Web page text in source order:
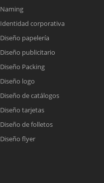
Naming
Identidad corporativa
Diseño papelería
Diseño publicitario
Diseño Packing
Diseño logo
Diseño de catálogos
Diseño tarjetas
Diseño de folletos
Diseño flyer